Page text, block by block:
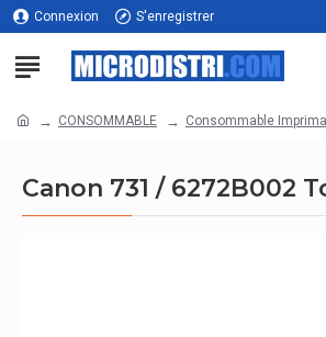
Connexion S'enregistrer
CONSOMMABLE Consommable
Canon 731 / 6272B002